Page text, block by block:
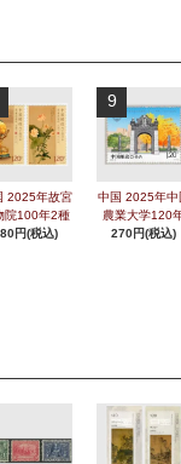
2025年故宮
院100年2種
円(税込)
9
中国 2025年中
農業大学120
270円(税込)